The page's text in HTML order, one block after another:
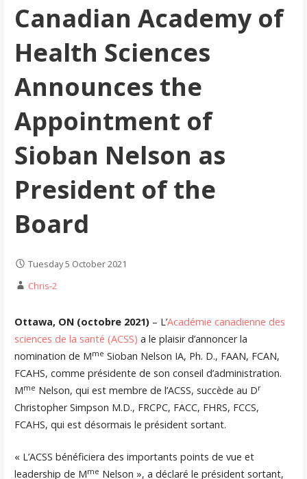
Canadian Academy of
Health Sciences
Announces the
Appointment of
Sioban Nelson as
President of the
Board
Tuesday 5 October 2021
Chris-2
Ottawa, ON (octobre 2021)– L’Académie canadienne des
sciences de la santé (ACSS) a le plaisir d’annoncer la
nomination de Mme Sioban Nelson IA, Ph. D., FAAN, FCAN,
FCAHS, comme présidente de son conseil d’administration.
Mme Nelson, qui est membre de l’ACSS, succède au Dr
Christopher Simpson M.D., FRCPC, FACC, FHRS, FCCS,
FCAHS, qui est désormais le président sortant.
« L’ACSS bénéficiera des importants points de vue et
leadership de Mme Nelson », a déclaré le président sortant,